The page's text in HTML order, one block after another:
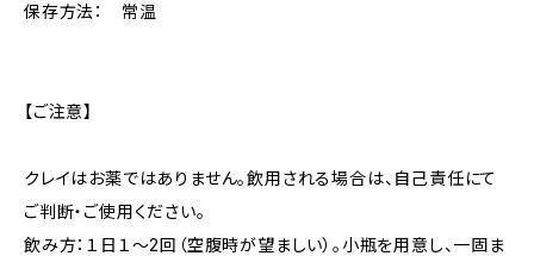
保存方法： 常温
【ご注意】
クレイはお薬ではありません。飲用される場合は、自己責任にて
ご判断・ご使用ください。
飲み方：１日１〜2回（空腹時が望ましい）。小瓶を用意し、一固ま